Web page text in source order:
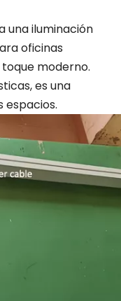
una iluminación
oficinas
moderno.
es una